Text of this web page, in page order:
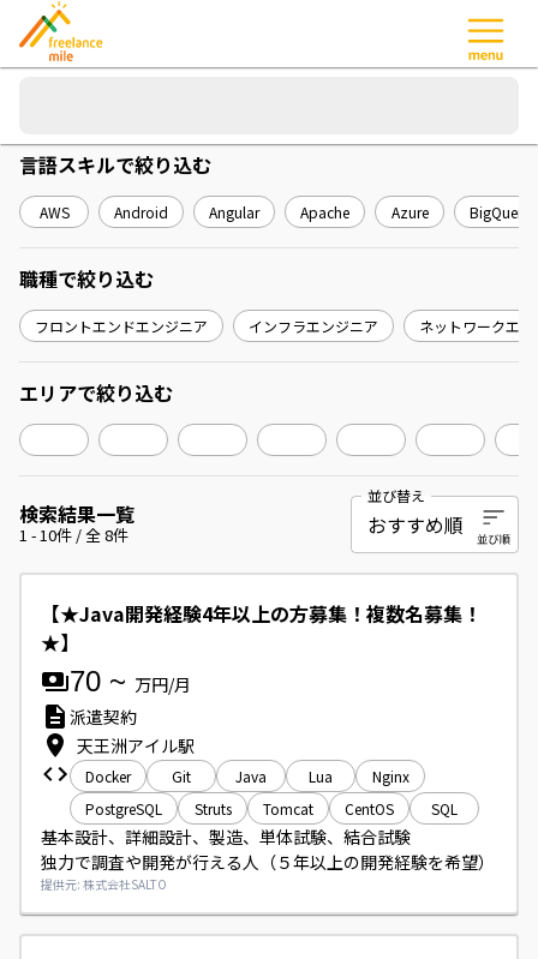
検索結果一覧
1 -10件 / 全8件
並び替え
【★Java開発経験4年以上の方募集！複数名募集！
★】
70 ~ 万円/月
派遣契約
天王洲アイル駅
Docker Git Java Lua
Nginx
PostgreSQL
Struts Tomcat CentOS SQL
基本設計、詳細設計、製造、単体試験、結合試験
独力で調査や開発が行える人（５年以上の開発経験を希望）
提供元: 株式会社SALTO
言語スキルで絞り込む
AWS Android Angular Apache Azure BigQuery
職種で絞り込む
フロントエンドエンジニア インフラエンジニア ネットワークエ
エリアで絞り込む